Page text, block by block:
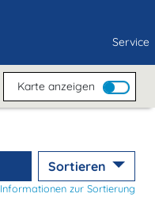
Service
Karte anzeigen
Sortieren
Informationen zur Sortierung